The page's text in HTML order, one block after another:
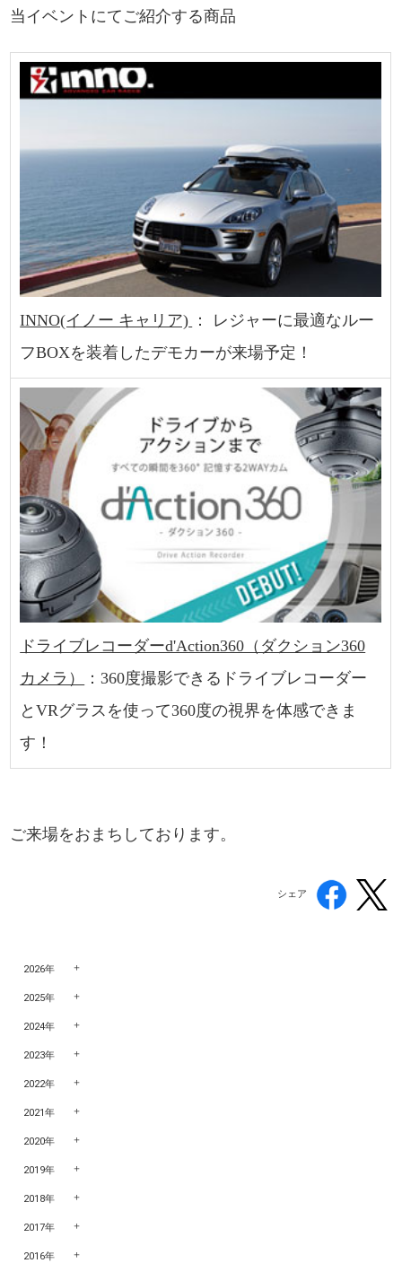
当イベントにてご紹介する商品
INNO(イノー キャリア) ： レジャーに最適なルー
フBOXを装着したデモカーが来場予定！
ドライブレコーダーd'Action360（ダクション360
カメラ）
：360度撮影できるドライブレコーダー
とVRグラスを使って360度の視界を体感できま
す！
ご来場をおまちしております。
シェア
2026年
2025年
2024年
2023年
2022年
2021年
2020年
2019年
2018年
2017年
2016年